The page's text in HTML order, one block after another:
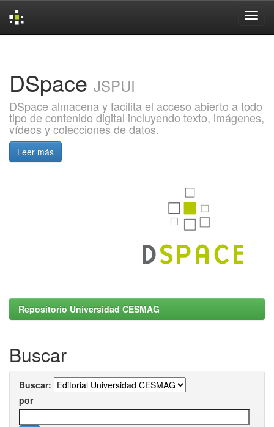
DSpace JSPUI
DSpace almacena y facilita el acceso abierto a todo
tipo de contenido digital incluyendo texto, imágenes,
vídeos y colecciones de datos.
Leer más
Repositorio Universidad CESMAG
Buscar
Buscar:
por